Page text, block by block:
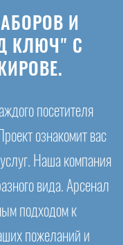
И
КЛЮЧ" С
посетителя
ознакомит вас
Наша компания
вида. Арсенал
подходом к
пожеланий и